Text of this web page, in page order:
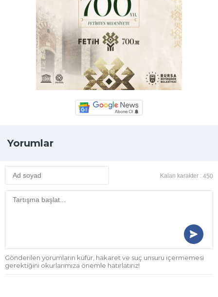
Yorumlar
Kalan karakter : 450
Gönderilen yorumların küfür, hakaret ve suç unsuru içermemesi
gerektiğini okurlarımıza önemle hatırlatırız!